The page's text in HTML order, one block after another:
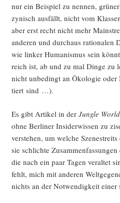
nur ein Bei­spiel zu nen­nen,
zynisch aus­fällt, nicht vom
aber erst recht nicht mehr
ande­ren und durch­aus ratio­na­len
wie lin­ker Huma­nis­mus sein
reich ist, ab und zu mal Din­ge zu
nicht unbe­dingt an Öko­lo­gie
tiert sind …).
Es gibt Arti­kel in der Jungle World
ohne Ber­li­ner Insi­der­wis­sen zu
ver­ste­hen, um wel­che
sie schlich­te
die nach ein paar Tagen ver­al­tet
fehlt, mich mit ande­ren
nichts an der Not­wen­dig­keit einer